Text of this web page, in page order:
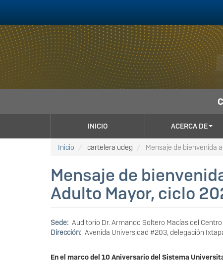
contenido
principal
NAVEGACIÓN
PRINCIPAL
INICIO ACERCA DE
Inicio cartelera udeg Mensaje de bienvenida
Mensaje de
Adulto Mayor, ciclo
Sede Auditorio Dr. Armando Soltero Macías del
Dirección Avenida Universidad #203, delegación
En el marco del 10 Aniversario del Sistema